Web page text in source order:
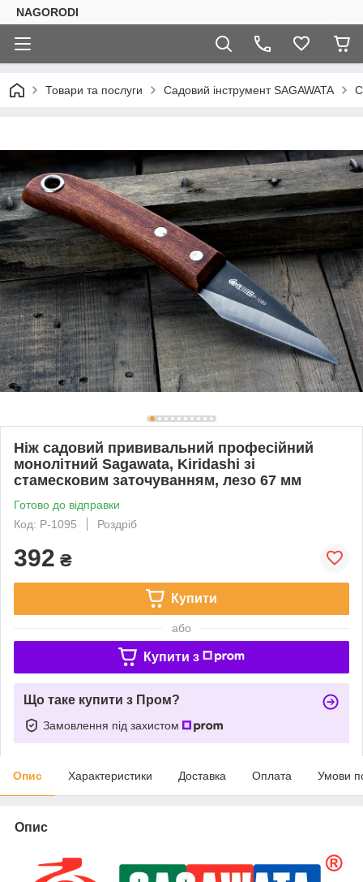
NAGORODI
Товари та послуги Садовий інструмент SAGAWATA
Ніж садовий прививальний професійний
монолітний Sagawata, Kiridashi зі
стамесковим заточуванням, лезо 67 мм
Готово до відправки
Код: P-1095
Роздріб
392 ₴
Купити
або
Купити з
Що таке купити з Пром?
Замовлення під захистом
Опис Характеристики Доставка Оплата Умови
Опис